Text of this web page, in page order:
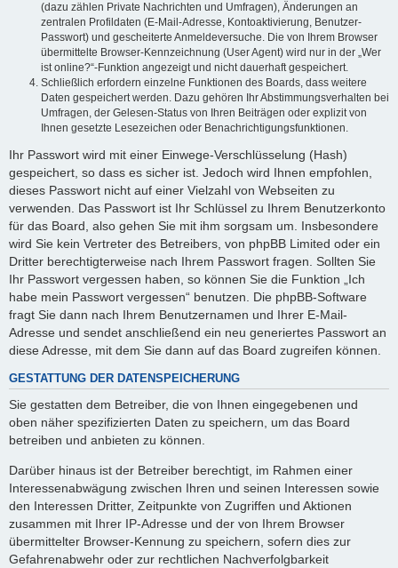
(dazu zählen Private Nachrichten und Umfragen), Änderungen an
zentralen Profildaten (E-Mail-Adresse, Kontoaktivierung, Benutzer-
Passwort) und gescheiterte Anmeldeversuche. Die von Ihrem Browser
übermittelte Browser-Kennzeichnung (User Agent) wird nur in der „Wer
ist online?“-Funktion angezeigt und nicht dauerhaft gespeichert.
Schließlich erfordern einzelne Funktionen des Boards, dass weitere
Daten gespeichert werden. Dazu gehören Ihr Abstimmungsverhalten bei
Umfragen, der Gelesen-Status von Ihren Beiträgen oder explizit von
Ihnen gesetzte Lesezeichen oder Benachrichtigungsfunktionen.
Ihr Passwort wird mit einer Einwege-Verschlüsselung (Hash)
gespeichert, so dass es sicher ist. Jedoch wird Ihnen empfohlen,
dieses Passwort nicht auf einer Vielzahl von Webseiten zu
verwenden. Das Passwort ist Ihr Schlüssel zu Ihrem Benutzerkonto
für das Board, also gehen Sie mit ihm sorgsam um. Insbesondere
wird Sie kein Vertreter des Betreibers, von phpBB Limited oder ein
Dritter berechtigterweise nach Ihrem Passwort fragen. Sollten Sie
Ihr Passwort vergessen haben, so können Sie die Funktion „Ich
habe mein Passwort vergessen“ benutzen. Die phpBB-Software
fragt Sie dann nach Ihrem Benutzernamen und Ihrer E-Mail-
Adresse und sendet anschließend ein neu generiertes Passwort an
diese Adresse, mit dem Sie dann auf das Board zugreifen können.
GESTATTUNG DER DATENSPEICHERUNG
Sie gestatten dem Betreiber, die von Ihnen eingegebenen und
oben näher spezifizierten Daten zu speichern, um das Board
betreiben und anbieten zu können.
Darüber hinaus ist der Betreiber berechtigt, im Rahmen einer
Interessenabwägung zwischen Ihren und seinen Interessen sowie
den Interessen Dritter, Zeitpunkte von Zugriffen und Aktionen
zusammen mit Ihrer IP-Adresse und der von Ihrem Browser
übermittelter Browser-Kennung zu speichern, sofern dies zur
Gefahrenabwehr oder zur rechtlichen Nachverfolgbarkeit